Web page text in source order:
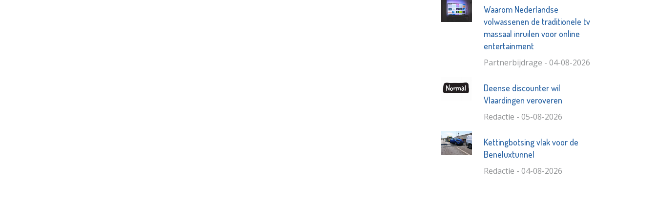
Waarom Nederlandse
volwassenen de traditionele tv
massaal inruilen voor online
entertainment
Partnerbijdrage - 04-08-2026
Deense discounter wil
Vlaardingen veroveren
Redactie - 05-08-2026
Kettingbotsing vlak voor de
Beneluxtunnel
Redactie - 04-08-2026